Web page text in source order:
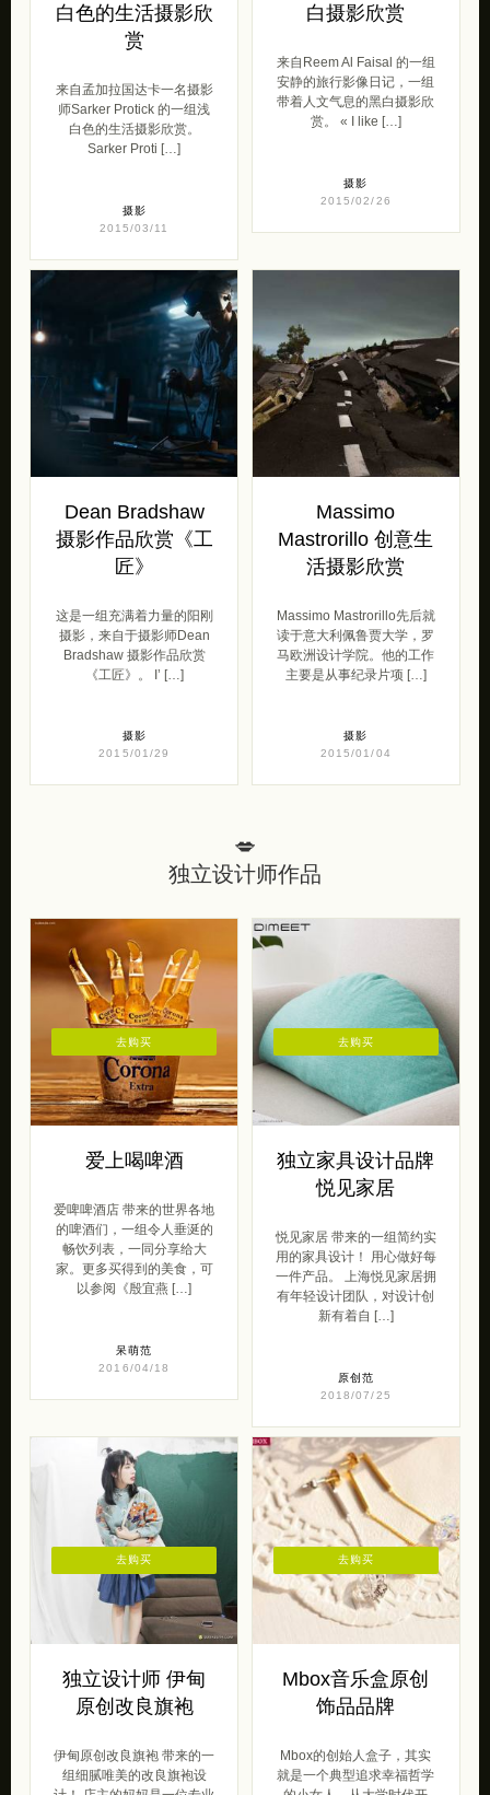
白色的生活摄影欣
赏
来自孟加拉国达卡一名摄影
师Sarker Protick 的一组浅
白色的生活摄影欣赏。
Sarker Proti […]
摄影
2015/03/11
白摄影欣赏
来自Reem Al Faisal 的一组
安静的旅行影像日记，一组
带着人文气息的黑白摄影欣
赏。 « I like […]
摄影
2015/02/26
Dean Bradshaw
摄影作品欣赏《工
匠》
这是一组充满着力量的阳刚
摄影，来自于摄影师Dean
Bradshaw 摄影作品欣赏
《工匠》。 I’ […]
摄影
2015/01/29
Massimo
Mastrorillo 创意生
活摄影欣赏
Massimo Mastrorillo先后就
读于意大利佩鲁贾大学，罗
马欧洲设计学院。他的工作
主要是从事纪录片项 […]
摄影
2015/01/04
💋
独立设计师作品
爱上喝啤酒
爱啤啤酒店 带来的世界各地
的啤酒们，一组令人垂涎的
畅饮列表，一同分享给大
家。更多买得到的美食，可
以参阅《殷宜燕 […]
呆萌范
2016/04/18
去购买
独立家具设计品牌
悦见家居
悦见家居 带来的一组简约实
用的家具设计！ 用心做好每
一件产品。 上海悦见家居拥
有年轻设计团队，对设计创
新有着自 […]
原创范
2018/07/25
去购买
独立设计师 伊甸
原创改良旗袍
伊甸原创改良旗袍 带来的一
组细腻唯美的改良旗袍设
去购买
Mbox音乐盒原创
饰品品牌
Mbox的创始人盒子，其实
就是一个典型追求幸福哲学
去购买